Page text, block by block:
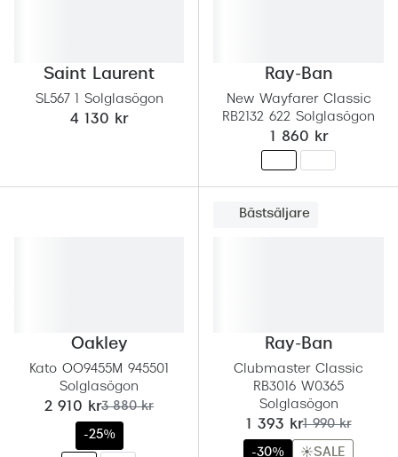
Saint Laurent
SL567 1 Solglasögon
4 130 kr
Ray-Ban
New Wayfarer Classic
RB2132 622 Solglasögon
1 860 kr
Oakley
Kato OO9455M 945501
Solglasögon
nu:
2 910 krtidigare pris:
3 880 kr
-25%
Bästsäljare
Ray-Ban
Clubmaster Classic
RB3016 W0365
Solglasögon
nu:
1 393 krtidigare pris:
1 990 kr
-30% ☀️SALE